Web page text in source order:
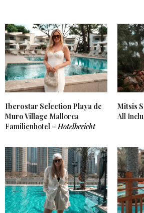
Iberostar Selection Playa de
Muro Village Mallorca
Familienhotel –Hotelbericht
Mitsis
All